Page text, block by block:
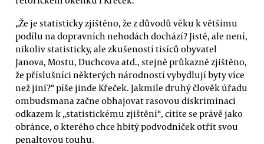
„Že je statisticky zjištěno, že z důvodů věku k většímu
podílu na dopravních nehodách dochází? Jistě, ale není,
nikoliv statisticky, ale zkušeností tisíců obyvatel
Janova, Mostu, Duchcova atd., stejně průkazně zjištěno,
že příslušníci některých národností vybydlují byty více
než jiní?“ píše jinde Křeček. Jakmile druhý člověk úřadu
ombudsmana začne obhajovat rasovou diskriminaci
odkazem k „statistickému zjištění“, cítíte se právě jako
obránce, o kterého chce hbitý podvodníček otřít svou
penaltovou touhu.